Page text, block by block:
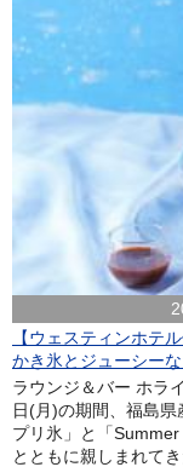
【ウェスティンホテ
かき氷とジューシー
ラウンジ＆バー ホラ
日(月)の期間、福島
プリ氷」と「
とともに親しまれて